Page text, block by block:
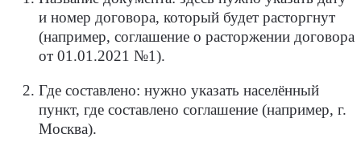
и номер договора, который будет расторгнут
(например, соглашение о расторжении договора
от 01.01.2021 №1).
Где составлено: нужно указать населённый
пункт, где составлено соглашение (например, г.
Москва).